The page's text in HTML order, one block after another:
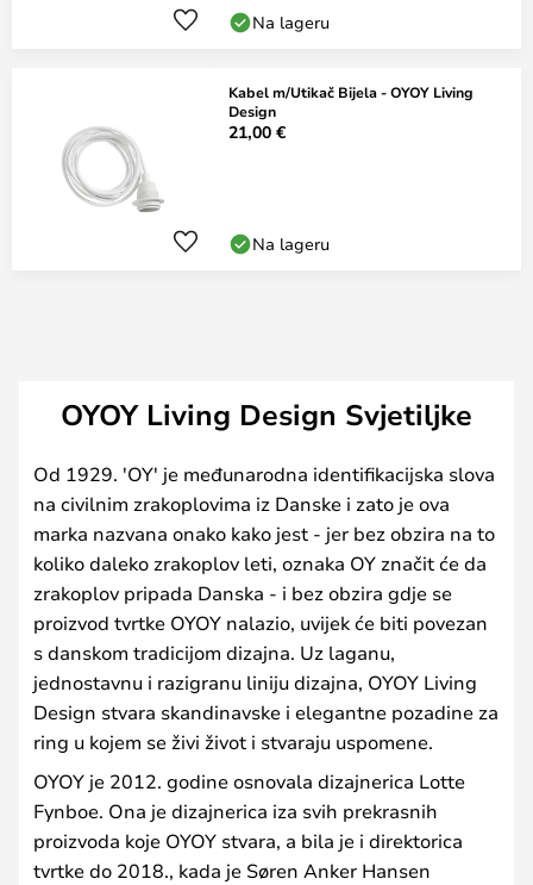
Na lageru
Kabel m/Utikač Bijela - OYOY Living
Design
21,00 €
Na lageru
OYOY Living Design Svjetiljke
Od 1929. 'OY' je međunarodna identifikacijska slova
na civilnim zrakoplovima iz Danske i zato je ova
marka nazvana onako kako jest - jer bez obzira na to
koliko daleko zrakoplov leti, oznaka OY značit će da
zrakoplov pripada Danska - i bez obzira gdje se
proizvod tvrtke OYOY nalazio, uvijek će biti povezan
s danskom tradicijom dizajna. Uz laganu,
jednostavnu i razigranu liniju dizajna, OYOY Living
Design stvara skandinavske i elegantne pozadine za
ring u kojem se živi život i stvaraju uspomene.
OYOY je 2012. godine osnovala dizajnerica Lotte
Fynboe. Ona je dizajnerica iza svih prekrasnih
proizvoda koje OYOY stvara, a bila je i direktorica
tvrtke do 2018., kada je Søren Anker Hansen